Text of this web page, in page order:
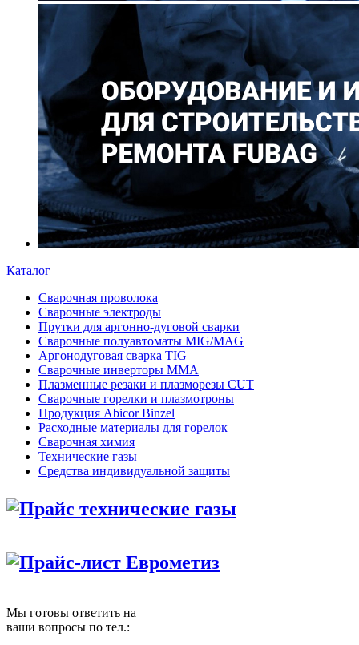
Каталог
Сварочная проволока
Сварочные электроды
Прутки для аргонно-дуговой сварки
Сварочные полуавтоматы MIG/MAG
Аргонодуговая сварка TIG
Сварочные инверторы MMA
Плазменные резаки и плазморезы CUT
Сварочные горелки и плазмотроны
Продукция Abicor Binzel
Расходные материалы для горелок
Сварочная химия
Технические газы
Средства индивидуальной защиты
Прайс технические газы
Прайс-лист Еврометиз
Мы готовы ответить на
ваши вопросы по тел.: